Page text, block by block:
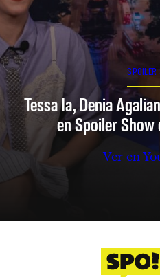
SPOILER
Tessa Ia, Denia
en Spoiler Show
Ver en